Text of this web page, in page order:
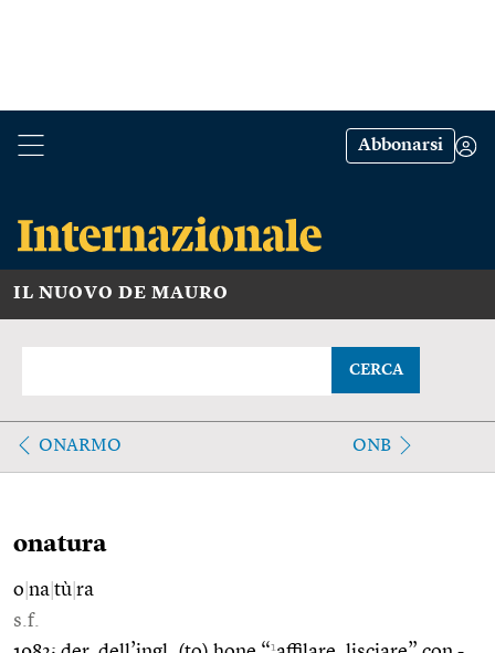
Abbonarsi
IL NUOVO DE MAURO
CERCA
ONARMO ONB
onatura
o na tù ra
s.f.
1